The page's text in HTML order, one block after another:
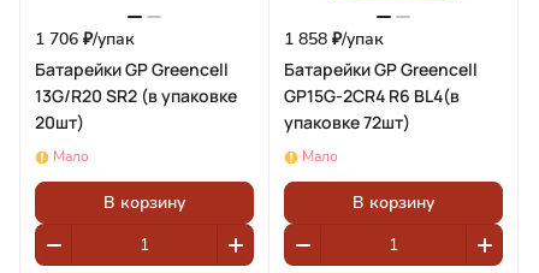
1 706 ₽/упак
Батарейки GP Greencell
13G/R20 SR2 (в упаковке
20шт)
Мало
В корзину
1 858 ₽/упак
Батарейки GP Greencell
GP15G-2CR4 R6 BL4(в
упаковке 72шт)
Мало
В корзину